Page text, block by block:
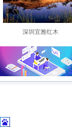
深圳宜雅红木